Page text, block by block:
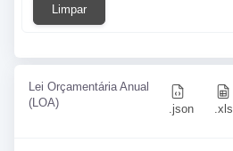
Limpar
Lei Orçamentária Anual
(LOA)
.json .xls